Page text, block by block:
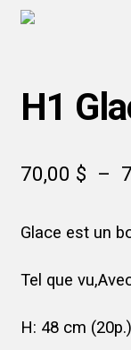
H1
70,00 $ –
Glace est un
Tel que
H: 48 cm